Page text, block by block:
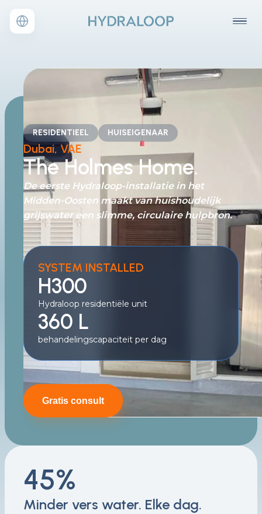
RESIDENTIEEL HUISEIGENAAR
Dubai, VAE
The Holmes Home.
De eerste Hydraloop-installatie in het
Midden-Oosten maakt van huishoudelijk
grijswater een slimme, circulaire hulpbron.
SYSTEM INSTALLED
H300
Hydraloop residentiële unit
360 L
behandelingscapaciteit per dag
Gratis consult
45%
Minder vers water. Elke dag.